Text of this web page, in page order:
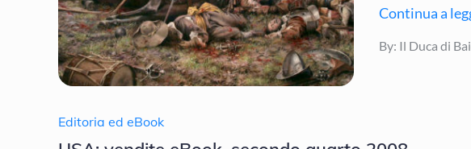
Continua a
By: Il Duca di
Editoria ed eBook